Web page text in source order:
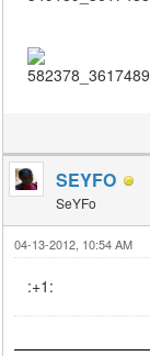
SEYFO
SeYFo
04-13-2012, 10:54 AM
:+1: